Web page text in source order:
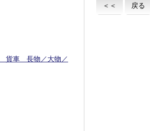
＜＜ 戻る
貨車 長物／大物／